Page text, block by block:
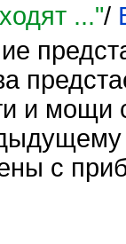
..."/
и мощи
с